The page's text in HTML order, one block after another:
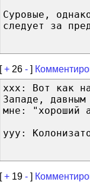
Суровые,
следует за
[+ 26 - ]
xxx: Вот как
Западе,
мне: "хороший
yyy:
[+ 19 - ]